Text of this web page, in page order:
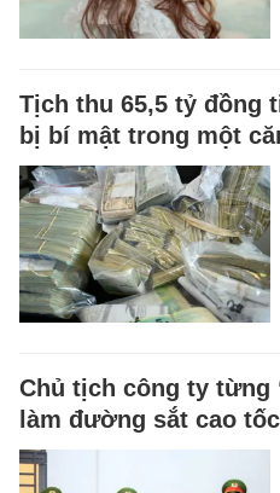
Tịch thu 65,5 tỷ đồng
bị bí mật trong một
Chủ tịch công ty từng
làm đường sắt cao